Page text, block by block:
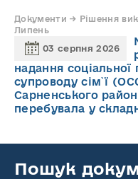
Документи → Рішення
Липень
03 серпня 2026
надання соціальної
супроводу cім`ї
Сарненського
перебувала у
Пошук